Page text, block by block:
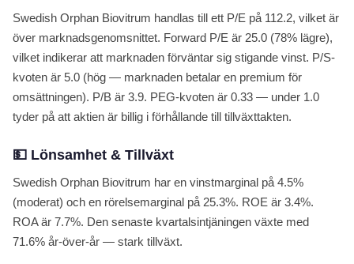
Swedish Orphan Biovitrum handlas till ett P/E på 112.2, vilket är
över marknadsgenomsnittet. Forward P/E är 25.0 (78% lägre),
vilket indikerar att marknaden förväntar sig stigande vinst. P/S-
kvoten är 5.0 (hög — marknaden betalar en premium för
omsättningen). P/B är 3.9. PEG-kvoten är 0.33 — under 1.0
tyder på att aktien är billig i förhållande till tillväxttakten.
💵 Lönsamhet & Tillväxt
Swedish Orphan Biovitrum har en vinstmarginal på 4.5%
(moderat) och en rörelsemarginal på 25.3%. ROE är 3.4%.
ROA är 7.7%. Den senaste kvartalsintjäningen växte med
71.6% år-över-år — stark tillväxt.